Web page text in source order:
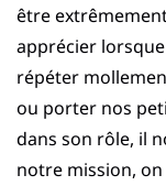
être
apprécier
répéter
ou porter nos
dans son rôle, il
notre mission,